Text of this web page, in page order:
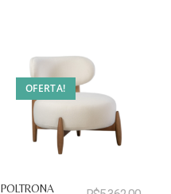
OFERTA!
POLTRONA